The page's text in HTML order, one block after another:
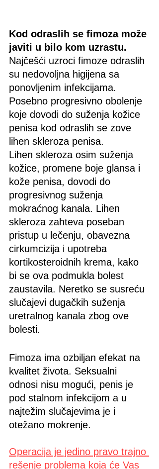
Kod odraslih se fimoza može
javiti u bilo kom uzrastu.
Najčešći uzroci fimoze odraslih
su nedovoljna higijena sa
ponovljenim infekcijama.
Posebno progresivno obolenje
koje dovodi do suženja kožice
penisa kod odraslih se zove
lihen skleroza penisa.
Lihen skleroza osim suženja
kožice, promene boje glansa i
kože penisa, dovodi do
progresivnog suženja
mokraćnog kanala. Lihen
skleroza zahteva poseban
pristup u lečenju, obavezna
cirkumcizija i upotreba
kortikosteroidnih krema, kako
bi se ova podmukla bolest
zaustavila. Neretko se susreću
slučajevi dugačkih suženja
uretralnog kanala zbog ove
bolesti.
Fimoza ima ozbiljan efekat na
kvalitet života. Seksualni
odnosi nisu mogući, penis je
pod stalnom infekcijom a u
najtežim slučajevima je i
otežano mokrenje.
Operacija je jedino pravo trajno
rešenje problema koja će Vas